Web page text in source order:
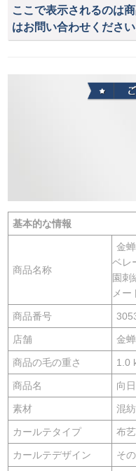
を无料で短缩しま
す。
ここで表示されるのは
はお問い合わせください
基本的な情報
商品名称
金
ベレ
園刺
メ
商品番号
店舗 金
商品の毛の重さ 1.0
商品名 向
素材 混紡
カールテタイプ 布
カールテデザイン そ